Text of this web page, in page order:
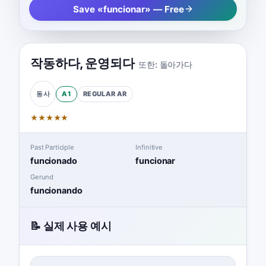
Save «funcionar» — Free
작동하다, 운영되다 또한: 돌아가다
동사 A1 REGULAR AR
★★★★★
Past Participle
funcionado
Infinitive
funcionar
Gerund
funcionando
📝 실제 사용 예시